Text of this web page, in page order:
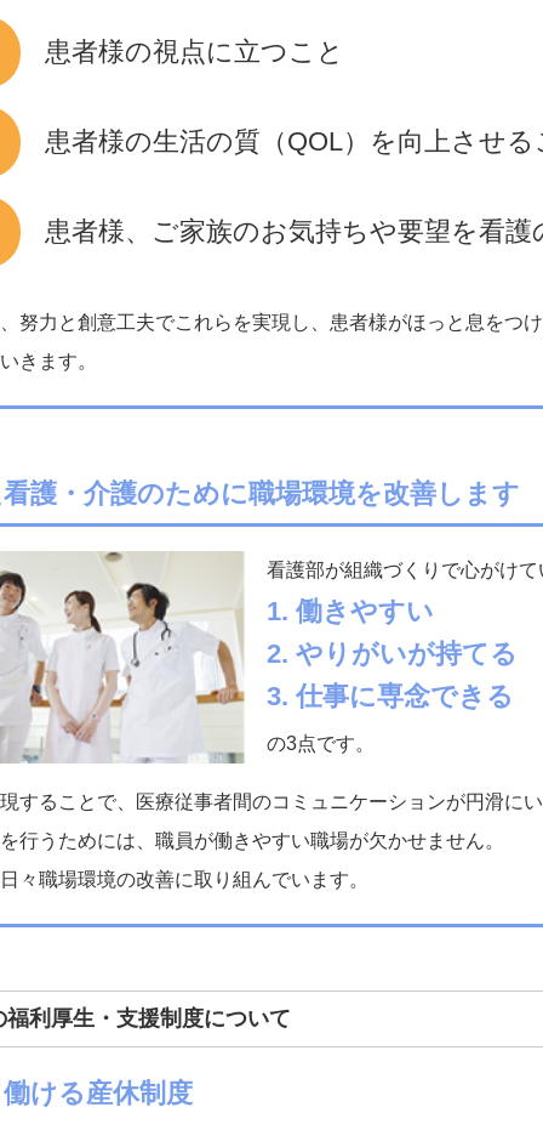
患者様の視点に立つこと
患者様の生活の質（QOL）を向上させる
患者様、ご家族のお気持ちや要望を看
努力と創意工夫でこれらを実現し、患者様がほっと息をつ
きます。
護・介護のために職場環境を改善します
看護部が組織づくりで心がけ
1. 働きやすい
2. やりがいが持てる
3. 仕事に専念できる
の3点です。
することで、医療従事者間のコミュニケーションが円滑に
行うためには、職員が働きやすい職場が欠かせません。
々職場環境の改善に取り組んでいます。
福利厚生・支援制度について
ける産休制度